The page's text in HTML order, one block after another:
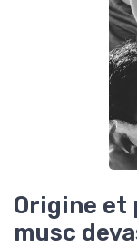
Origine
musc